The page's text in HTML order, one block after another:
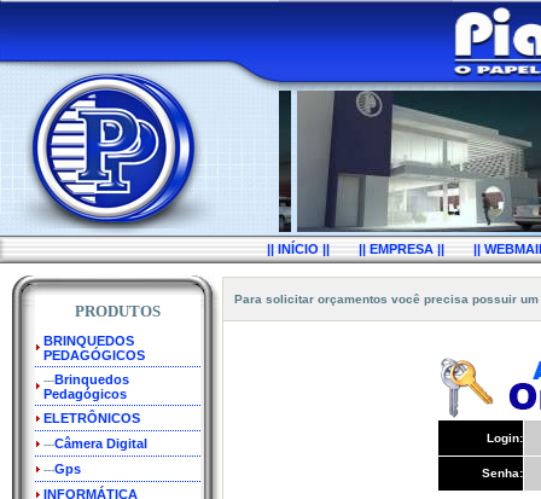
|| INÍCIO || || EMPRESA || ||
PRODUTOS
BRINQUEDOS
PEDAGÓGICOS
---Brinquedos
Pedagógicos
ELETRÔNICOS
---Câmera Digital
---Gps
INFORMÁTICA
Para solicitar orçamentos você precisa possuir
Login:
Senha: